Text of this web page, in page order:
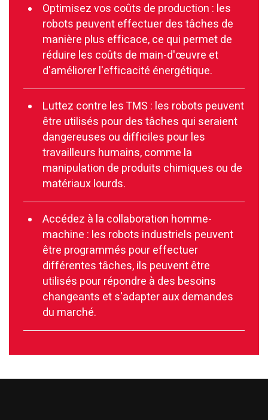
Optimisez vos coûts de production : les
robots peuvent effectuer des tâches de
manière plus efficace, ce qui permet de
réduire les coûts de main-d'œuvre et
d'améliorer l'efficacité énergétique.
Luttez contre les TMS : les robots peuvent
être utilisés pour des tâches qui seraient
dangereuses ou difficiles pour les
travailleurs humains, comme la
manipulation de produits chimiques ou de
matériaux lourds.
Accédez à la collaboration homme-
machine : les robots industriels peuvent
être programmés pour effectuer
différentes tâches, ils peuvent être
utilisés pour répondre à des besoins
changeants et s'adapter aux demandes
du marché.